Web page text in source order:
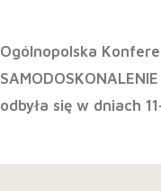
Ogólnopolska
odbyła się w dniach